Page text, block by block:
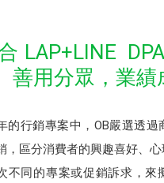
LAP+LINE
善用分眾，業績
的行銷專案中，OB嚴選透過
，區分消費者的興趣喜好、
不同的專案或促銷訴求，來